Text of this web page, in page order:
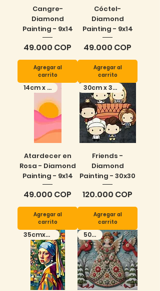
Cangre-
Diamond
Painting - 9x14
Precio
49.000 COP
Agregar al
carrito
Cóctel-
Diamond
Painting - 9x14
Precio
49.000 COP
Agregar al
carrito
14cm x 9cm
Atardecer en
Rosa - Diamond
Painting - 9x14
Precio
49.000 COP
Agregar al
carrito
30cm x 30 cm
Friends -
Diamond
Painting - 30x30
Precio
120.000 COP
Agregar al
carrito
35cmx60cm 50x50